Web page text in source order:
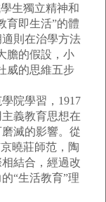
生獨立精神和
育即生活”的體
則在治學方法
膽的假設，小
威的思維五步
院學習，1917
義教育思想在
滅的影響。從
曉莊師范，陶
結合，經過改
“生活教育”理